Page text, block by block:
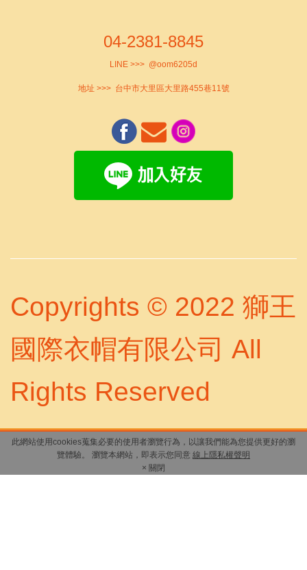
04-2381-8845
LINE >>> @oom6205d
地址 >>> 台中市大里區大里路455巷11號
Copyrights © 2022 獅王
國際衣帽有限公司 All
Rights Reserved
此網站使用cookies蒐集必要的使用者瀏覽行為，以讓我們能為您提供更好的瀏
覽體驗。 瀏覽本網站，即表示您同意 線上隱私權聲明
× 關閉